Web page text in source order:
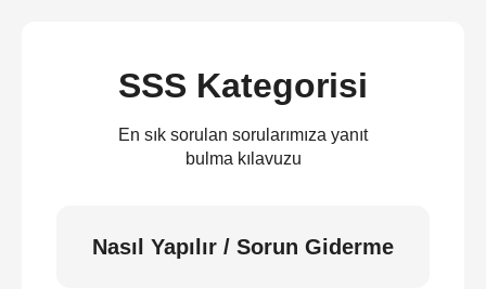
SSS Kategorisi
En sık sorulan sorularımıza yanıt
bulma kılavuzu
Nasıl Yapılır / Sorun Giderme